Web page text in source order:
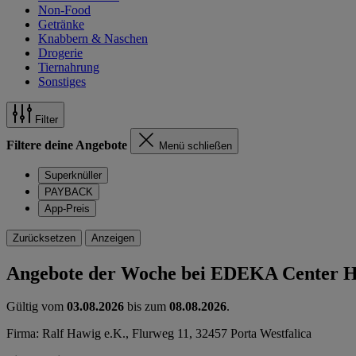
Non-Food
Getränke
Knabbern & Naschen
Drogerie
Tiernahrung
Sonstiges
Filter
Filtere deine Angebote Menü schließen
Superknüller
PAYBACK
App-Preis
Zurücksetzen Anzeigen
Angebote der Woche bei EDEKA Center
Gültig vom 03.08.2026 bis zum 08.08.2026.
Firma: Ralf Hawig e.K., Flurweg 11, 32457 Porta Westfalica